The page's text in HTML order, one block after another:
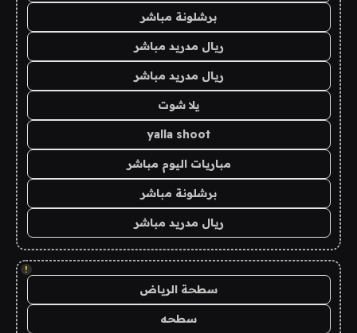
برشلونة مباشر
ريال مدريد مباشر
ريال مدريد مباشر
يلا شوت
yalla shoot
مباريات اليوم مباشر
برشلونة مباشر
ريال مدريد مباشر
!
سطحة الرياض
سطحه